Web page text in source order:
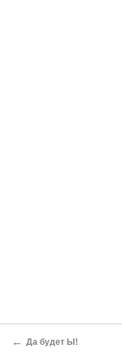
← Да будет Ы!